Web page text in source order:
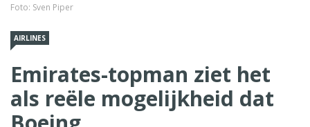
Foto: Sven Piper
AIRLINES
Emirates-topman ziet het
als reële mogelijkheid dat